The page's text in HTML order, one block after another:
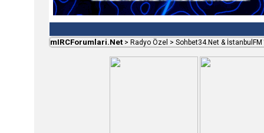
mIRCForumlari.Net > Radyo Özel > Sohbet34.Net & İstanbulFM